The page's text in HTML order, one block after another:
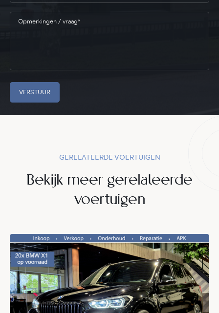
VERSTUUR
GERELATEERDE VOERTUIGEN
Bekijk meer gerelateerde
voertuigen